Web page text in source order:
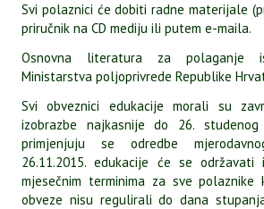
Svi polaznici će dobiti radne materijale
priručnik na CD mediju ili putem e-maila.
Osnovna literatura za polaganje
Ministarstva poljoprivrede Republike
Svi obveznici edukacije morali su
izobrazbe najkasnije do 26.
primjenjuju se odredbe
26.11.2015. edukacije će se
mjesečnim terminima za sve polaznike
obveze nisu regulirali do dana